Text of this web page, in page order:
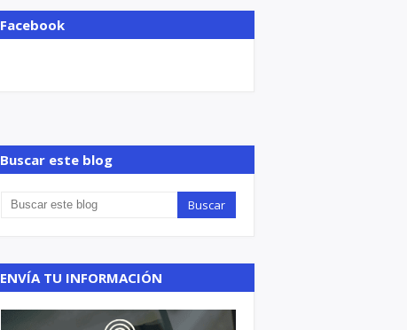
Facebook
Buscar este blog
ENVÍA TU INFORMACIÓN